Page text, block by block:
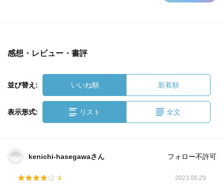
感想・レビュー・書評
並び替え: いいね順 新着順
表示形式: リスト 全文
kenichi-hasegawaさん フォロー不許可
4 2023.05.29